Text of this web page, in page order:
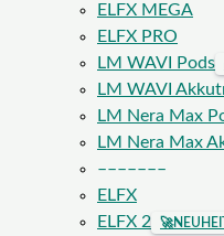
ELFX MEGA
ELFX PRO
LM WAVI Pods
LM WAVI
LM Nera Max
LM Nera Max
–––––––
ELFX
ELFX 2
🚀